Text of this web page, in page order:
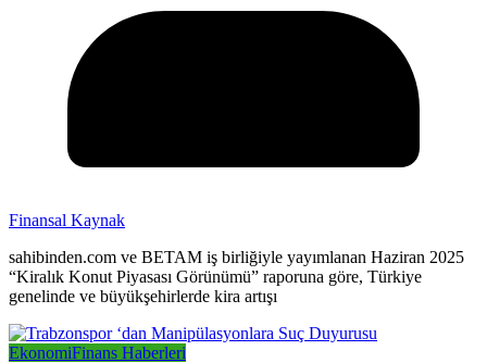
Finansal Kaynak
sahibinden.com ve BETAM iş birliğiyle yayımlanan Haziran 2025
“Kiralık Konut Piyasası Görünümü” raporuna göre, Türkiye
genelinde ve büyükşehirlerde kira artışı
EkonomiFinans Haberleri